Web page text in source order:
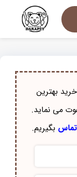
بهترین
می نماید.
تماس بگیریم.